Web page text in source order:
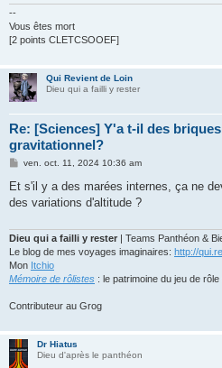
--
Vous êtes mort
[2 points CLETCSOOEF]
Qui Revient de Loin
Dieu qui a failli y rester
Re: [Sciences] Y'a t-il des
gravitationnel?
M
s
a
ven. oct. 11, 2024 10:36 am
Et s'il y a des marées internes, ça ne
des variations d'altitude ?
Dieu qui a failli y rester
| Teams Panthéon &
Le blog de mes voyages imaginaires: http://
Mon Itchio
Mémoire de rôlistes : le patrimoine du jeu de
Contributeur au Grog
Dr Hiatus
Dieu d'après le panthéon